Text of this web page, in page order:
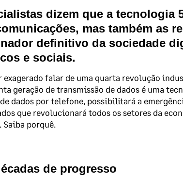
dizem que a tecnologia
mas também as
definitivo da sociedade
e sociais.
exagerado falar de uma quarta revolução
geração de transmissão de dados é uma
dados por telefone, possibilitará a
que revolucionará todos os setores da
porquê.
de progresso